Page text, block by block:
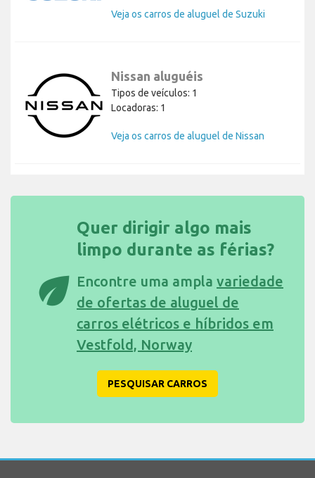
Veja os carros de aluguel de Suzuki
Nissan aluguéis
Tipos de veículos: 1
Locadoras: 1
Veja os carros de aluguel de Nissan
eco
Quer dirigir algo mais
limpo durante as férias?
Encontre uma ampla variedade
de ofertas de aluguel de
carros elétricos e híbridos em
Vestfold, Norway
PESQUISAR CARROS